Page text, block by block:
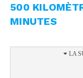
500
MINUTES